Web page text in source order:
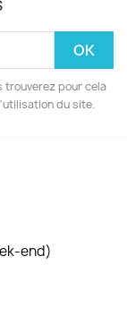
trouverez pour cela
du site.
end)